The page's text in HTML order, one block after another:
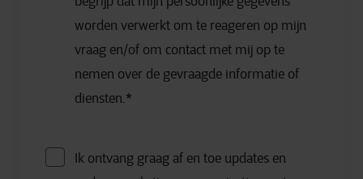
worden verwerkt om te reageren op mijn
vraag en/of om contact met mij op te
nemen over de gevraagde informatie of
diensten.*
Ik ontvang graag af en toe updates en